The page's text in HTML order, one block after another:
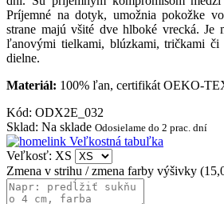
Príjemné na dotyk, umožnia pokožke
strane majú všité dve hlboké vrecká. Je
ľanovými tielkami, blúzkami, tričkami či
dielne.
Materiál: 100% ľan, certifikát OEKO-
Kód: ODX2E_032
Sklad: Na sklade Odosielame do 2 prac. dní
Veľkostná tabuľka
Veľkosť: XS
Zmena v strihu / zmena farby výšivky (